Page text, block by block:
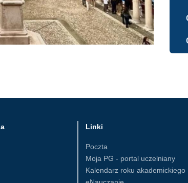
Linki
Poczta
Moja PG - portal uczelniany
Kalendarz roku akademickiego